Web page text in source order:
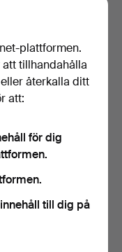
plattformen.
tillhandahålla
återkalla ditt
att:
för dig
till dig på